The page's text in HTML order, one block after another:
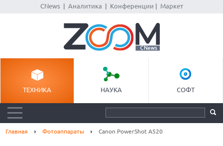
CNews| Аналитика Конференции Маркет
ТЕХНИКА НАУКА СОФТ
Главная Фотоаппараты Canon PowerShot A520